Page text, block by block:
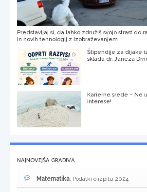
Predstavljaj si, da lahko združiš svojo strast do
in novih tehnologij z izobraževanjem
Štipendije za dijake
sklada dr. Janeza
Karierne srede – Ne
interese!
NAJNOVEJŠA GRADIVA
Matematika: Podatki o izpitu 2024